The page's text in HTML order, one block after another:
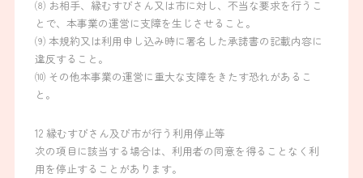
⑻ お相手、縁むすびさん又は市に対し、不当な要求を行うこ
とで、本事業の運営に支障を生じさせること。
⑼ 本規約又は利用申し込み時に署名した承諾書の記載内容に
違反すること。
⑽ その他本事業の運営に重大な支障をきたす恐れがあるこ
と。
12 縁むすびさん及び市が行う利用停止等
次の項目に該当する場合は、利用者の同意を得ることなく利
用を停止することがあります。